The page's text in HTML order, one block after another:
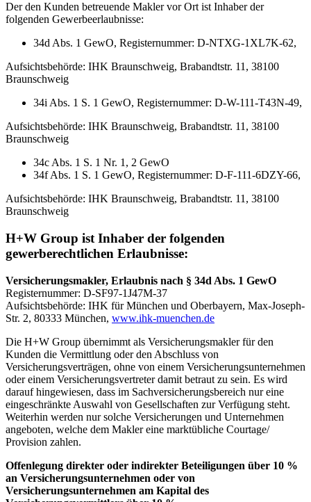
Der den Kunden betreuende Makler vor Ort ist Inhaber der
folgenden Gewerbeerlaubnisse:
34d Abs. 1 GewO, Registernummer: D-NTXG-1XL7K-62,
Aufsichtsbehörde: IHK Braunschweig, Brabandtstr. 11, 38100
Braunschweig
34i Abs. 1 S. 1 GewO, Registernummer: D-W-111-T43N-49,
Aufsichtsbehörde: IHK Braunschweig, Brabandtstr. 11, 38100
Braunschweig
34c Abs. 1 S. 1 Nr. 1, 2 GewO
34f Abs. 1 S. 1 GewO, Registernummer: D-F-111-6DZY-66,
Aufsichtsbehörde: IHK Braunschweig, Brabandtstr. 11, 38100
Braunschweig
H+W Group ist Inhaber der folgenden
gewerberechtlichen Erlaubnisse:
Versicherungsmakler, Erlaubnis nach § 34d Abs. 1 GewO
Registernummer: D-SF97-1J47M-37
Aufsichtsbehörde: IHK für München und Oberbayern, Max-Joseph-
Str. 2, 80333 München, www.ihk-muenchen.de
Die H+W Group übernimmt als Versicherungsmakler für den
Kunden die Vermittlung oder den Abschluss von
Versicherungsverträgen, ohne von einem Versicherungsunternehmen
oder einem Versicherungsvertreter damit betraut zu sein. Es wird
darauf hingewiesen, dass im Sachversicherungsbereich nur eine
eingeschränkte Auswahl von Gesellschaften zur Verfügung steht.
Weiterhin werden nur solche Versicherungen und Unternehmen
angeboten, welche dem Makler eine marktübliche Courtage/
Provision zahlen.
Offenlegung direkter oder indirekter Beteiligungen über 10 %
an Versicherungsunternehmen oder von
Versicherungsunternehmen am Kapital des